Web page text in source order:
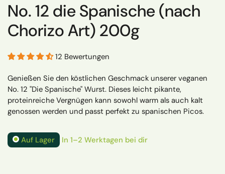
No. 12 die Spanische (nach
Chorizo Art) 200g
12 Bewertungen
Genießen Sie den köstlichen Geschmack unserer veganen
No. 12 "Die Spanische" Wurst. Dieses leicht pikante,
proteinreiche Vergnügen kann sowohl warm als auch kalt
genossen werden und passt perfekt zu spanischen Picos.
Auf Lager In 1–2 Werktagen bei dir